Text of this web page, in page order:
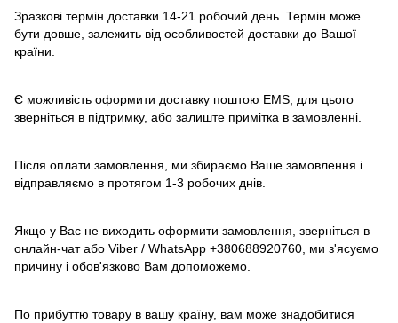
Зразкові термін доставки 14-21 робочий день. Термін може
бути довше, залежить від особливостей доставки до Вашої
країни.
Є можливість оформити доставку поштою EMS, для цього
зверніться в підтримку, або залиште примітка в замовленні.
Після оплати замовлення, ми збираємо Ваше замовлення і
відправляємо в протягом 1-3 робочих днів.
Якщо у Вас не виходить оформити замовлення, зверніться в
онлайн-чат або Viber / WhatsApp +380688920760 , ми з'ясуємо
причину і обов'язково Вам допоможемо.
По прибуттю товару в вашу країну, вам може знадобитися